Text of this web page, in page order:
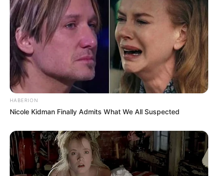
HABERION
Nicole Kidman Finally Admits What We All Suspected